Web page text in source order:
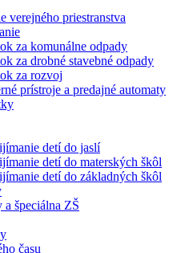
verejného priestranstva
za komunálne odpady
za drobné stavebné odpady
za rozvoj
prístroje a predajné automaty
detí do jaslí
detí do materských škôl
detí do základných škôl
a špeciálna ZŠ
času